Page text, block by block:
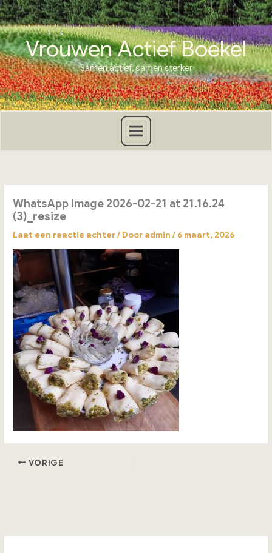
Ga
naar
de
inhoudVrouwen Actief Boekel
Samen actief, samen sterker
WhatsApp Image 2026-02-21 at 21.16.24
(3)_resize
Laat een reactie achter/ Door admin/ 6 maart, 2026
VORIGE